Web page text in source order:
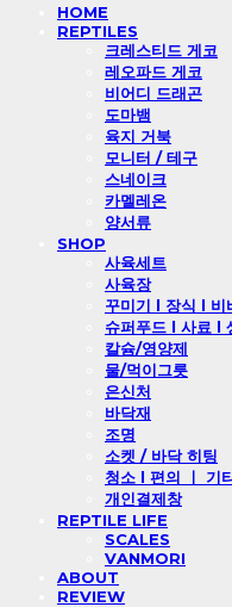
HOME
REPTILES
크레스티드 게코
레오파드 게코
비어디 드래곤
도마뱀
육지 거북
모니터 / 테구
스네이크
카멜레온
양서류
SHOP
사육세트
사육장
꾸미기 l 장식 l 비
슈퍼푸드 l 사료 l
칼슘/영양제
물/먹이그릇
은신처
바닥재
조명
소켓 / 바닥 히팅
청소 l 편의 ㅣ 기
개인결제창
REPTILE LIFE
SCALES
VANMORI
ABOUT
REVIEW